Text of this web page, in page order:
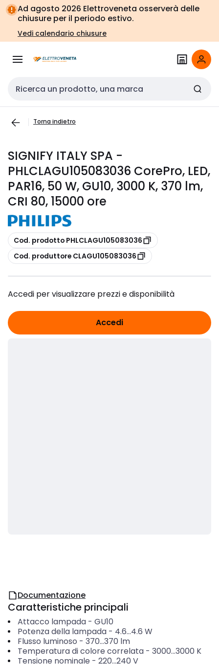
Vai alla
navigazione
Vai
alla
pagina
Ad agosto 2026 Elettroveneta osserverà delle
chiusure per il periodo estivo.
Vedi calendario chiusure
Cerca input
Torna indietro
SIGNIFY ITALY SPA -
PHLCLAGU105083036 CorePro, LED,
PAR16, 50 W, GU10, 3000 K, 370 lm,
CRI 80, 15000 ore
copia
Cod. prodotto PHLCLAGU105083036
copia
Cod. produttore CLAGU105083036
Accedi per visualizzare prezzi e disponibilità
Accedi
Documentazione
Caratteristiche principali
Attacco lampada- GU10
Potenza della lampada- 4.6...4.6 W
Flusso luminoso - 370...370 lm
Temperatura di colore correlata- 3000...3000 K
Tensione nominale - 220...240 V